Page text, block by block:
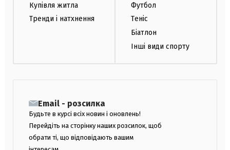
Купівля житла
Тренди і натхнення
Футбол
Теніс
Біатлон
Інші види спорту
Email - розсилка
Будьте в курсі всіх новин і оновлень!
Перейдіть на сторінку наших розсилок, щоб
обрати ті, що відповідають вашим